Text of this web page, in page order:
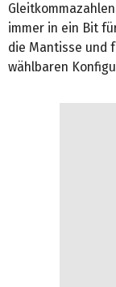
immer in ein Bit
die Mantisse und
wählbaren